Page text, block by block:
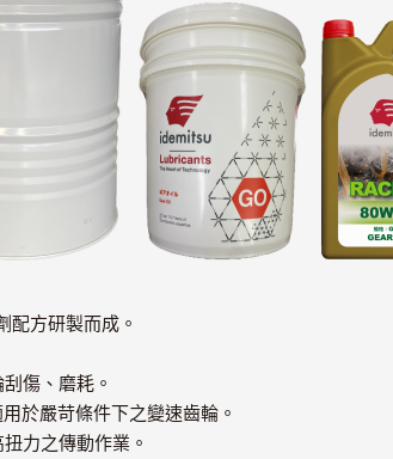
配方研製而成。
傷、磨耗。
於嚴苛條件下之變速齒輪。
力之傳動作業。